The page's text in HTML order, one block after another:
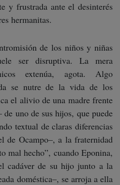
y frustrada ante el desinterés
hermanitas.
de los niños y niñas
ser disruptiva. La mera
extenúa, agota. Algo
se nutre de la vida de los
el alivio de una madre frente
de uno de sus hijos, que puede
textual de claras diferencias
de Ocampo–, a la fraternidad
mal hecho”, cuando Eponina,
cadáver de su hijo junto a la
doméstica–, se arroja a ella